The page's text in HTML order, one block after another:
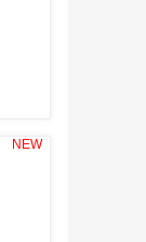
NEW